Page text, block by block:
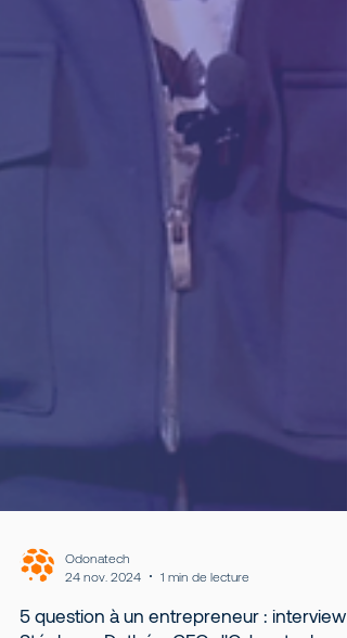
Odonatech
24 nov. 2024
1 min de lecture